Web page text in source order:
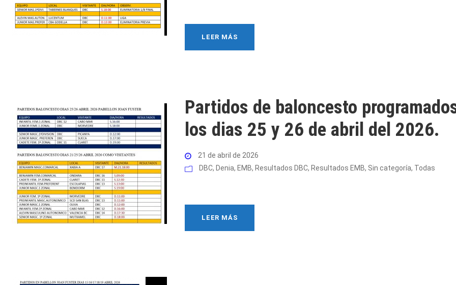
LEER MÁS
Partidos de baloncesto
los dias 25 y 26 de abril del 2026.
21 de abril de 2026
DBC, Denia, EMB, Resultados DBC, Resultados EMB, Sin categoría, Todas
LEER MÁS